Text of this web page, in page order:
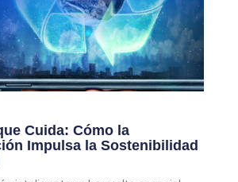
Cuida: Cómo la
Impulsa la Sostenibilidad